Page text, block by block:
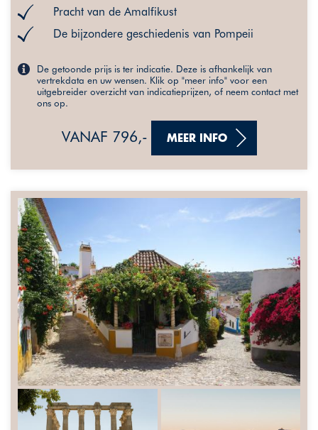
Pracht van de Amalfikust
De bijzondere geschiedenis van Pompeii
De getoonde prijs is ter indicatie. Deze is afhankelijk van
vertrekdata en uw wensen. Klik op "meer info" voor een
uitgebreider overzicht van indicatieprijzen, of neem contact met
ons op.
VANAF 796,- MEER INFO